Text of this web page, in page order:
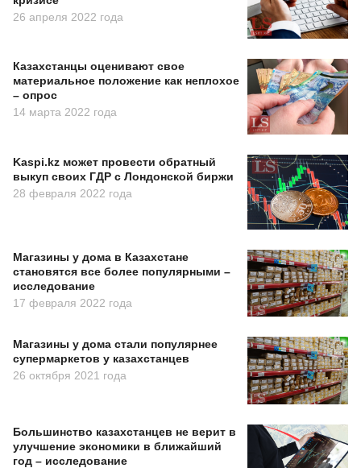
26 апреля 2022 года
Казахстанцы оценивают свое
материальное положение как неплохое
– опрос
14 марта 2022 года
Kaspi.kz может провести обратный
выкуп своих ГДР с Лондонской биржи
28 февраля 2022 года
Магазины у дома в Казахстане
становятся все более популярными –
исследование
17 февраля 2022 года
Магазины у дома стали популярнее
супермаркетов у казахстанцев
26 октября 2021 года
Большинство казахстанцев не верит в
улучшение экономики в ближайший
год – исследование